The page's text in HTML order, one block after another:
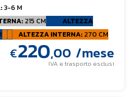
3-6 M
215 CM
ALTEZZA
ALTEZZA INTERNA:270 CM
€220,00 /mese
IVA e trasporto esclusi